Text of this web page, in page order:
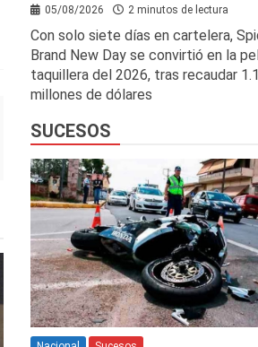
05/08/2026 2 minutos de lectura
Con solo siete días en cartelera,
Brand New Day se convirtió en la
taquillera del 2026, tras recaudar
millones de dólares
SUCESOS